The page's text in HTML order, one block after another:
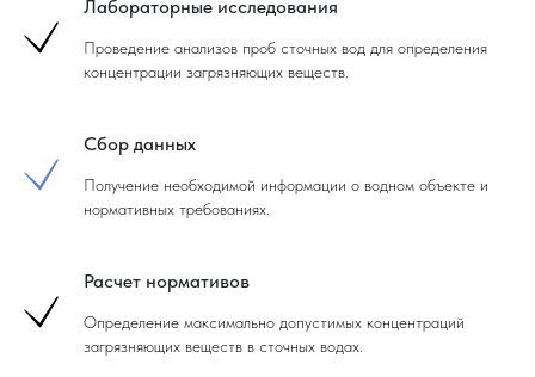
Лабораторные исследования
Проведение анализов проб сточных вод для определения
концентрации загрязняющих веществ.
Сбор данных
Получение необходимой информации о водном объекте и
нормативных требованиях.
Расчет нормативов
Определение максимально допустимых концентраций
загрязняющих веществ в сточных водах.